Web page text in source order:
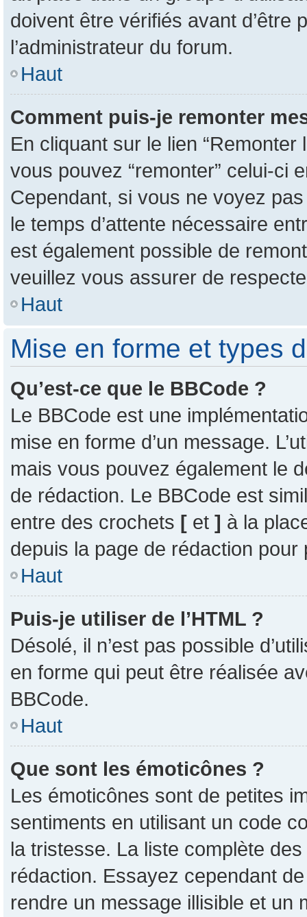
doivent être vérifiés avant d’être
l’administrateur du forum.
Haut
Comment puis-je remonter
En cliquant sur le lien
vous pouvez “remonter” celui-ci
Cependant, si vous ne voyez
le temps d’attente nécessaire
est également possible de
veuillez vous assurer de
Haut
Mise en forme et types
Qu’est-ce que le BBCode ?
Le BBCode est une
mise en forme d’un message.
mais vous pouvez également le
de rédaction. Le BBCode est
entre des crochets [ et ] à la
depuis la page de rédaction pour
Haut
Puis-je utiliser de l’HTML ?
Désolé, il n’est pas possible
en forme qui peut être réalisée
BBCode.
Haut
Que sont les émoticônes ?
Les émoticônes sont de petites
sentiments en utilisant un code
la tristesse. La liste complète
rédaction. Essayez cependant
rendre un message illisible et un